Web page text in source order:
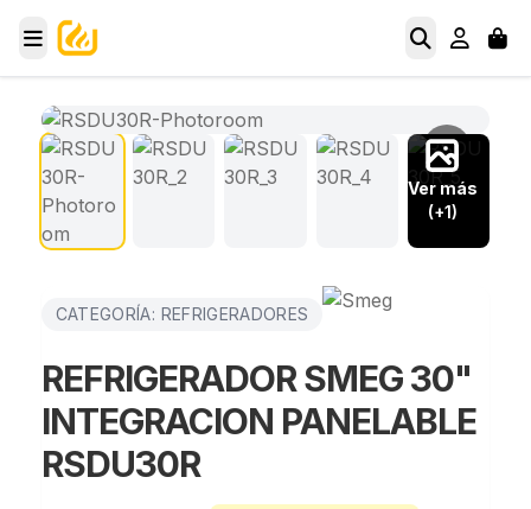
Ver más
(+1)
CATEGORÍA: REFRIGERADORES
REFRIGERADOR SMEG 30"
INTEGRACION PANELABLE
RSDU30R